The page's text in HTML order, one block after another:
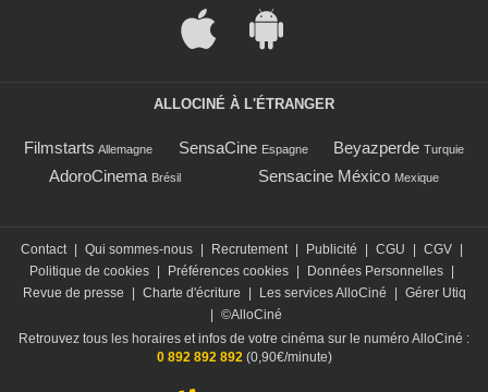
ALLOCINÉ À L'ÉTRANGER
Filmstarts Allemagne SensaCine Espagne Beyazperde Turquie
AdoroCinema Brésil Sensacine México Mexique
Contact Qui sommes-nous Recrutement Publicité CGU CGV
Politique de cookies
Préférences cookies Données Personnelles
Revue de presse
Charte d'écriture Les services AlloCiné
Gérer Utiq
©AlloCiné
Retrouvez tous les horaires et infos de votre cinéma sur le numéro AlloCiné :
0 892 892 892(0,90€/minute)